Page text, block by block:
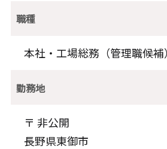
職種
本社・工場総務（管理職候補）
勤務地
〒 非公開
長野県東御市